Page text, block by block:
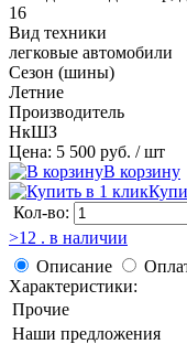
16
Вид техники
легковые автомобили
Сезон (шины)
Летние
Производитель
НкШЗ
Цена: 5 500 руб. / шт
В корзину
Кол-во:
>12 . в наличии
Описание
Характеристики:
Прочие
Наши предложения